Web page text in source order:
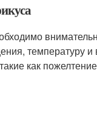
температуру и
как